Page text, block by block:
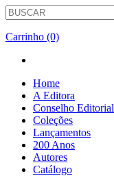
Carrinho (0)
Home
A Editora
Conselho Editorial
Coleções
Lançamentos
200 Anos
Autores
Catálogo